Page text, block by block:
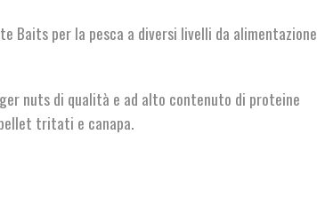
Baits per la pesca a diversi livelli da alimentazione
nuts di qualità e ad alto contenuto di proteine
tritati e canapa.